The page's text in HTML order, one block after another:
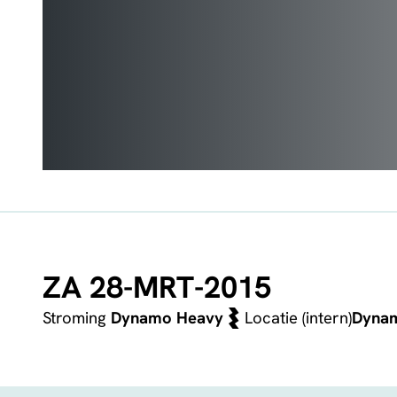
ZA 28-MRT-2015
Stroming Dynamo Heavy Locatie (intern)